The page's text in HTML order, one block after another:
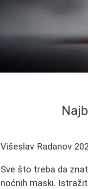
Višeslav Radanov
Sve što treba da
noćnih maski.